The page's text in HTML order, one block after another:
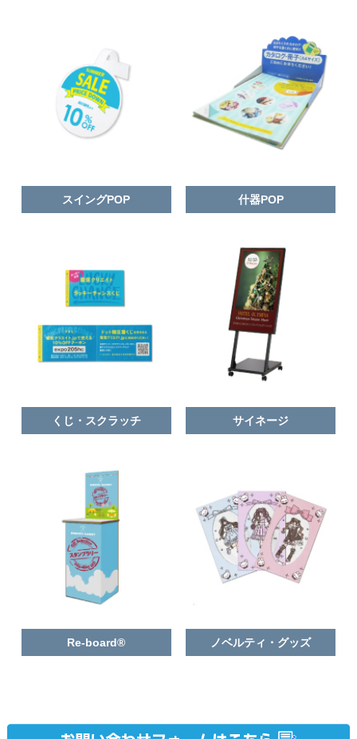
スイングPOP 什器POP
くじ・スクラッチ サイネージ
Re-board® ノベルティ・グッズ